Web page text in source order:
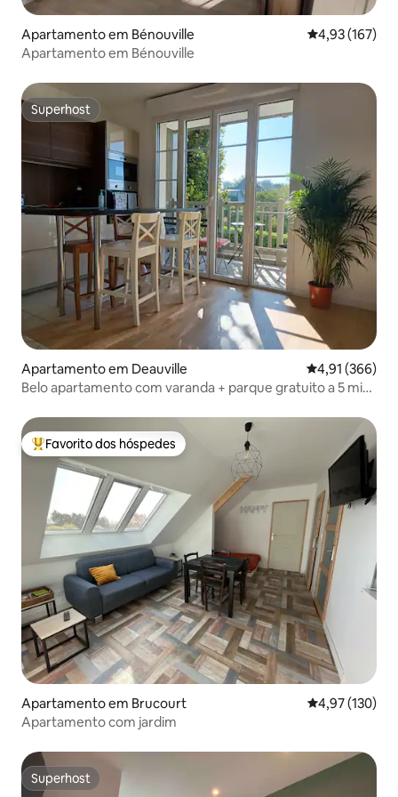
Apartamento em Bénouville Classificação
4,93 (167)
Apartamento em Bénouville
Superhost
Superhost
Apartamento em Deauville Classificação
4,91 (366)
Belo apartamento com varanda + parque gratuito a 5 min
Favoritos dos hóspedes mais apreciados
Favorito dos hóspedes
Apartamento em Brucourt Classificação
4,97 (130)
Apartamento com jardim
Superhost
Superhost